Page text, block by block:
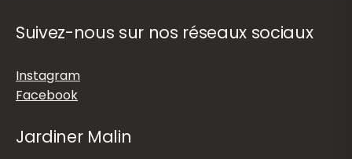
Suivez-nous sur nos réseaux sociaux
Instagram
Facebook
Jardiner Malin